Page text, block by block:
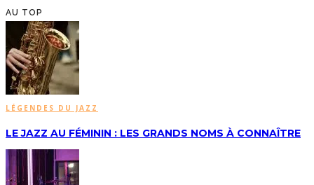
AU TOP
LÉGENDES DU JAZZ
LE JAZZ AU FÉMININ : LES GRANDS NOMS À CONNAÎTRE